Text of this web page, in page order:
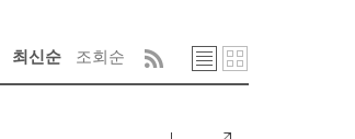
최신순 조회순